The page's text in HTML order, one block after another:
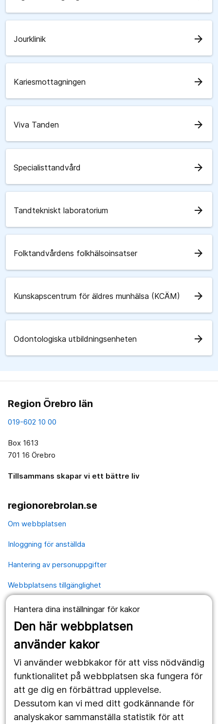
Hantera dina inställningar för kakor
Den här webbplatsen
använder kakor
Vi använder webbkakor för att viss nödvändig
funktionalitet på webbplatsen ska fungera för
att ge dig en förbättrad upplevelse.
Dessutom kan vi med ditt godkännande för
analyskakor sammanställa statistik för att
Jourklinik arrow_forward
Kariesmottagningen arrow_forward
Viva Tanden arrow_forward
Specialisttandvård arrow_forward
Tandtekniskt laboratorium arrow_forward
Folktandvårdens folkhälsoinsatser arrow_forward
Kunskapscentrum för äldres munhälsa (KCÄM) arrow_forward
Odontologiska utbildningsenheten arrow_forward
Region Örebro län
019-602 10 00
Box 1613
701 16 Örebro
Tillsammans skapar vi ett bättre liv
regionorebrolan.se
Om webbplatsen
Inloggning för anställda
Hantering av personuppgifter
Webbplatsens tillgänglighet
Våra webbplatser
1177.se
Region Örebro län
Följ oss